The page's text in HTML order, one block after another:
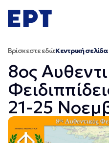
σε
περιεχόμενο
Βρίσκεστε εδώ:Κεντρική σελίδα
8ος
21-25